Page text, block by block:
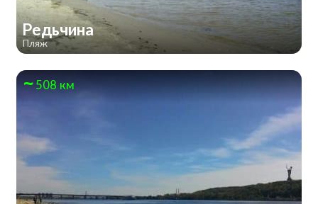
Редьчина
Пляж
508 км